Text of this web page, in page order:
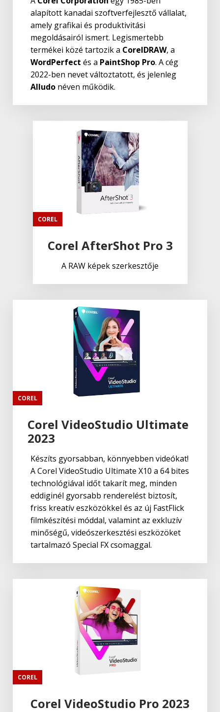
alapított kanadai szoftverfejlesztő vállalat,
amely grafikai és produktivitási
megoldásairól ismert. Legismertebb
termékei közé tartozik a CorelDRAW, a
WordPerfect és a PaintShop Pro. A cég
2022-ben nevet változtatott, és jelenleg
Alludo néven működik.
COREL
Corel AfterShot Pro 3
A RAW képek szerkesztője
COREL
Corel VideoStudio Ultimate
2023
Készíts gyorsabban, könnyebben videókat!
A Corel VideoStudio Ultimate X10 a 64 bites
technológiával időt takarít meg, minden
eddiginél gyorsabb renderelést biztosít,
friss kreatív eszközökkel és az új FastFlick
filmkészítési móddal, valamint az exkluzív
minőségű, videószerkesztési eszközöket
tartalmazó Special FX csomaggal.
COREL
Corel VideoStudio Pro 2023